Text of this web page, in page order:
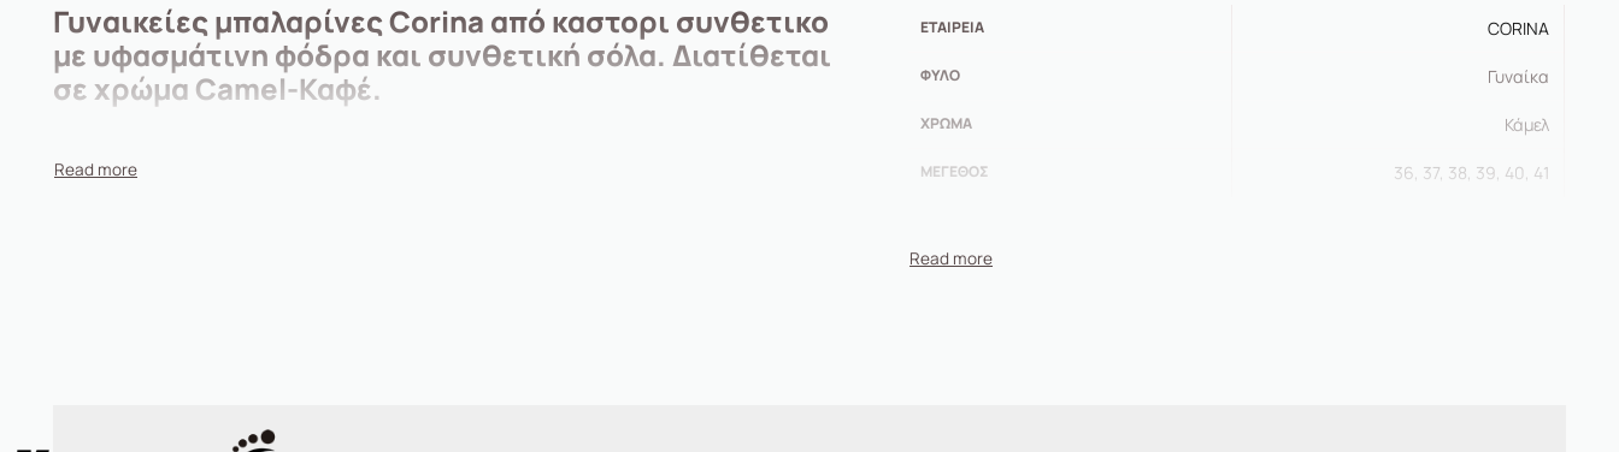
Γυναικείες μπαλαρίνες Corina από καστορι συνθετικο
με υφασμάτινη φόδρα και συνθετική σόλα. Διατίθεται
σε χρώμα Camel-Καφέ.
ΕΤΑΙΡΕΊΑ CORINA
ΦΎΛΟ Γυναίκα
ΧΡΏΜΑ Κάμελ
ΜΈΓΕΘΟΣ 36, 37, 38, 39, 40, 41